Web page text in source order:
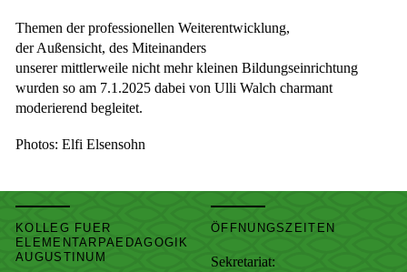
Themen der professionellen Weiterentwicklung,
der Außensicht, des Miteinanders
unserer mittlerweile nicht mehr kleinen Bildungseinrichtung
wurden so am 7.1.2025 dabei von Ulli Walch charmant
moderierend begleitet.
Photos: Elfi Elsensohn
KOLLEG FUER
ELEMENTARPAEDAGOGIK
AUGUSTINUM
ÖFFNUNGSZEITEN
Sekretariat: